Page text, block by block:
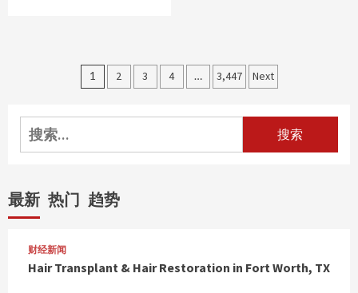
文
页
1 2 3 4 … 3,447 Next
搜
索：
最新 热门 趋势
财经新闻
Hair Transplant & Hair Restoration in Fort Worth, TX